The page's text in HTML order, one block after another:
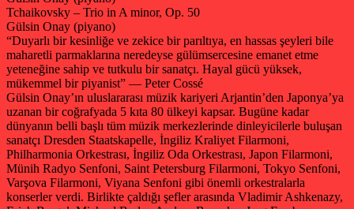
Tchaikovsky – Trio in A minor, Op. 50
Gülsin Onay (piyano)
“Duyarlı bir kesinliğe ve zekice bir parıltıya, en hassas şeyleri bile
maharetli parmaklarına neredeyse gülümsercesine emanet etme
yeteneğine sahip ve tutkulu bir sanatçı. Hayal gücü yüksek,
mükemmel bir piyanist” — Peter Cossé
Gülsin Onay’ın uluslararası müzik kariyeri Arjantin’den Japonya’ya
uzanan bir coğrafyada 5 kıta 80 ülkeyi kapsar. Bugüne kadar
dünyanın belli başlı tüm müzik merkezlerinde dinleyicilerle buluşan
sanatçı Dresden Staatskapelle, İngiliz Kraliyet Filarmoni,
Philharmonia Orkestrası, İngiliz Oda Orkestrası, Japon Filarmoni,
Münih Radyo Senfoni, Saint Petersburg Filarmoni, Tokyo Senfoni,
Varşova Filarmoni, Viyana Senfoni gibi önemli orkestralarla
konserler verdi. Birlikte çaldığı şefler arasında Vladimir Ashkenazy,